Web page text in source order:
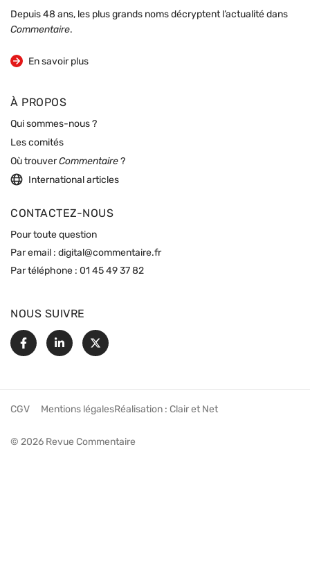
Depuis 48 ans, les plus grands noms décryptent l’actualité dans
Commentaire.
En savoir plus
sur la revue
À PROPOS
Qui sommes-nous ?
Les comités
Où trouverCommentaire ?
International articles
CONTACTEZ-NOUS
Pour toute question
Par email : digital@commentaire.fr
Par téléphone : 01 45 49 37 82
NOUS SUIVRE
FacebookLinkedin
X
© 2026 Revue Commentaire
CGV Mentions légalesRéalisation : Clair et Net